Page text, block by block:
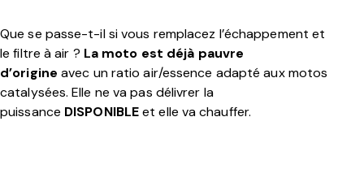
Que se passe-t-il si vous remplacez l’échappement et
le filtre à air ? La moto est déjà pauvre
d’origine avec un ratio air/essence adapté aux motos
catalysées. Elle ne va pas délivrer la
puissance DISPONIBLEet elle va chauffer.